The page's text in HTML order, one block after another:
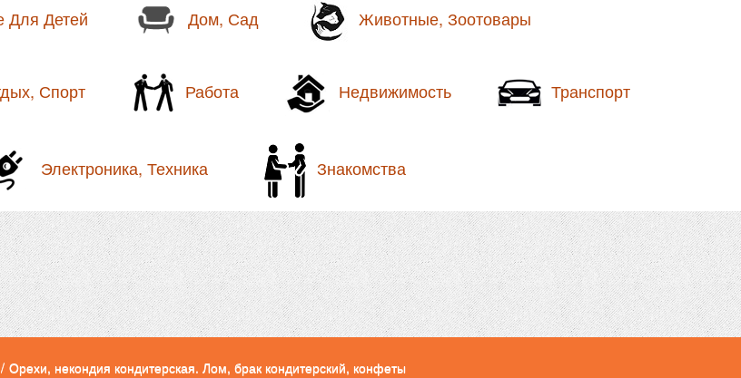
Для Детей Дом, Сад Животные, Зоотовары
Спорт Работа Недвижимость Транспорт
Электроника, Техника Знакомства
/ Орехи, некондия кондитерская. Лом, брак кондитерский, конфеты